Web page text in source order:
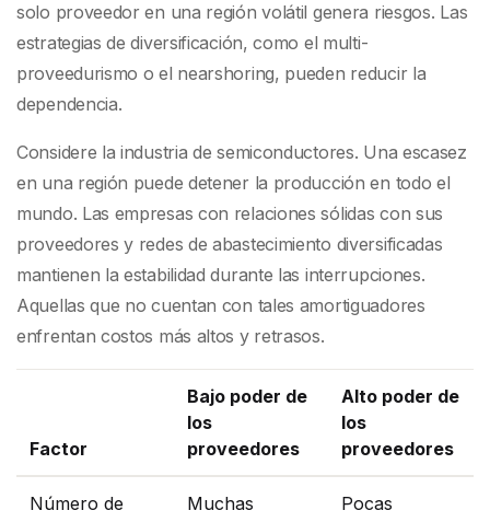
solo proveedor en una región volátil genera riesgos. Las
estrategias de diversificación, como el multi-
proveedurismo o el nearshoring, pueden reducir la
dependencia.
Considere la industria de semiconductores. Una escasez
en una región puede detener la producción en todo el
mundo. Las empresas con relaciones sólidas con sus
proveedores y redes de abastecimiento diversificadas
mantienen la estabilidad durante las interrupciones.
Aquellas que no cuentan con tales amortiguadores
enfrentan costos más altos y retrasos.
Factor
Bajo poder de
los
proveedores
Alto poder de
los
proveedores
Número de
Muchas
Pocas